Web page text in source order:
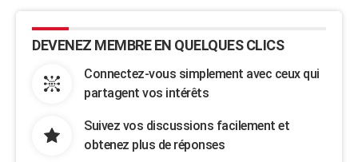
DEVENEZ MEMBRE EN QUELQUES CLICS
Connectez-vous simplement avec ceux qui
partagent vos intérêts
Suivez vos discussions facilement et
obtenez plus de réponses